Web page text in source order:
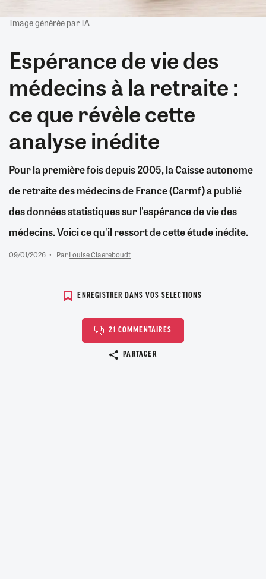
Image générée par IA
Espérance de vie des
médecins à la retraite :
ce que révèle cette
analyse inédite
Pour la première fois depuis 2005, la Caisse autonome
de retraite des médecins de France (Carmf) a publié
des données statistiques sur l'espérance de vie des
médecins. Voici ce qu'il ressort de cette étude inédite.
09/01/2026 ParLouise Claereboudt
ENREGISTRER DANS VOS SELECTIONS
21 COMMENTAIRES
PARTAGER